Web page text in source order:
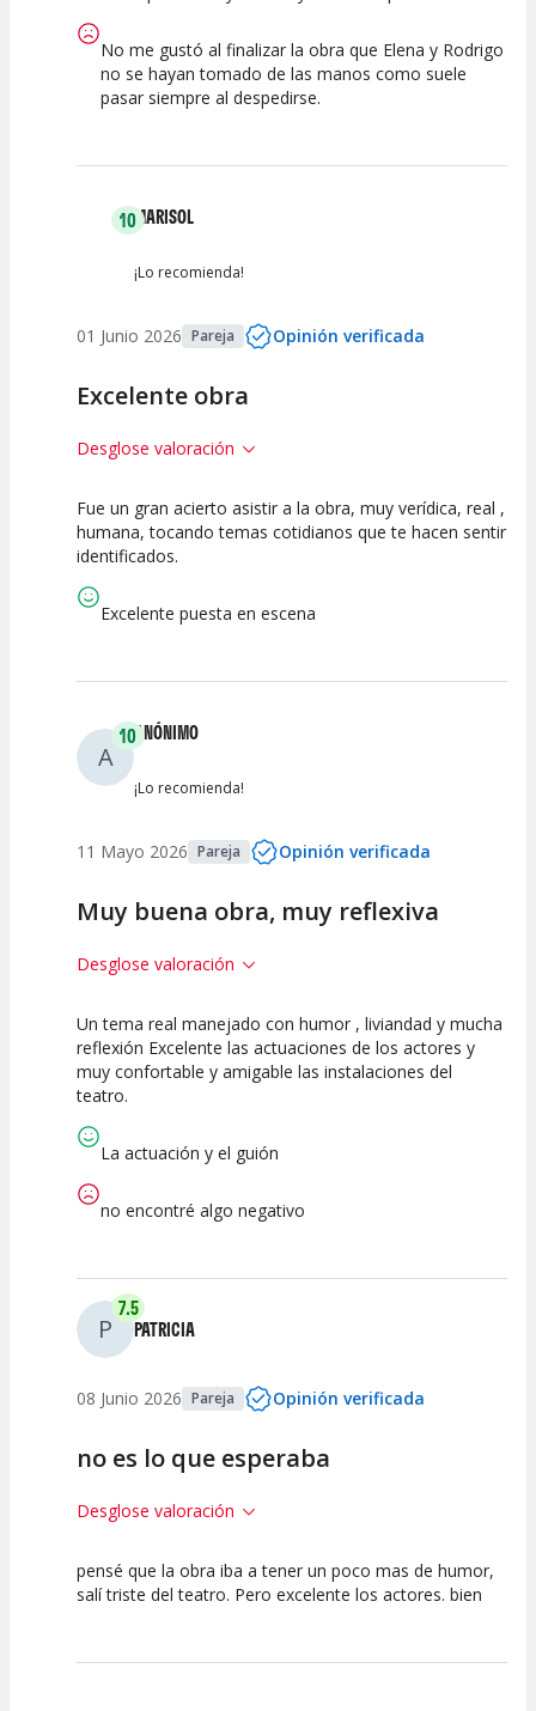
No me gustó al finalizar la obra que Elena y Rodrigo
no se hayan tomado de las manos como suele
pasar siempre al despedirse.
10MARISOL
¡Lo recomienda!
01 Junio 2026 Pareja Opinión verificada
Excelente obra
Desglose valoración
10
Calidad del
10 10
Fue un gran acierto asistir a la obra, muy verídica, real ,
humana, tocando temas cotidianos que te hacen sentir
identificados.
Excelente puesta en escena
A
10ANÓNIMO
¡Lo recomienda!
11 Mayo 2026 Pareja Opinión verificada
Muy buena obra, muy reflexiva
Desglose valoración
10
Calidad del
Espectáculo
10
Puesta en
10
Interpretación
Un tema real manejado con humor , liviandad y mucha
reflexión Excelente las actuaciones de los actores y
muy confortable y amigable las instalaciones del
teatro.
La actuación y el guión
no encontré algo negativo
P
7.5
PATRICIA
08 Junio 2026 Pareja Opinión verificada
no es lo que esperaba
Desglose valoración
7.5 7.5 7.5
pensé que la obra iba a tener un poco mas de humor,
salí triste del teatro. Pero excelente los actores. bien